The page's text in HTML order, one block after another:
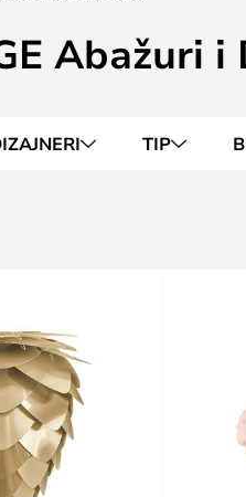
Abažuri i
TIP